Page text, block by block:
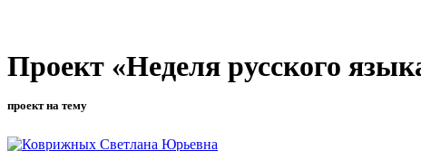
Проект «Неделя русского
проект на тему